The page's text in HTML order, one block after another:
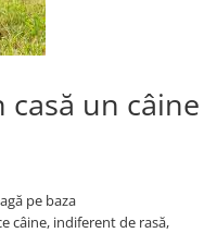
un câine
pe baza
câine, indiferent de rasă,